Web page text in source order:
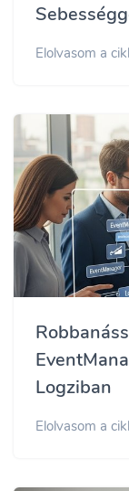
Elolvasom a
Logziban
Elolvasom a